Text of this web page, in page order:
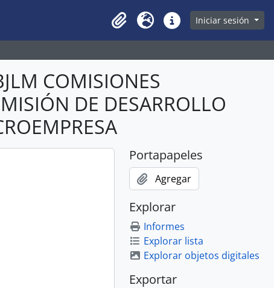
Clipboard
Idioma Enlaces rápidos
Iniciar sesión
COMISIONES
DE DESARROLLO
Portapapeles
Agregar
Explorar
Informes
Explorar lista
Explorar objetos digitales
Exportar